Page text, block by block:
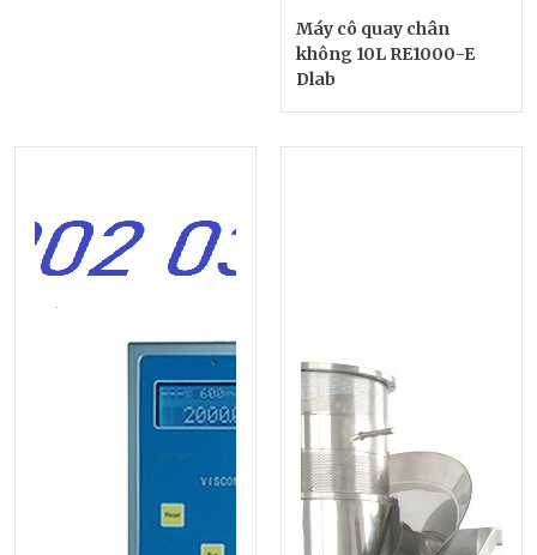
Máy cô quay chân
không 10L RE1000-E
Dlab